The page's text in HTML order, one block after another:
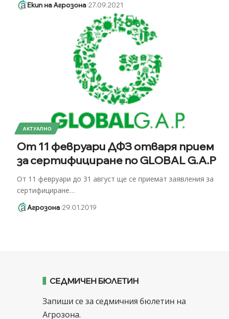
Екип на Агрозона 27.09.2021
АКТУАЛНО
От 11 февруари ДФЗ отваря прием
за сертифициране по GLOBAL G.A.P
От 11 февруари до 31 август ще се приемат заявления за
сертифициране…
Агрозона 29.01.2019
СЕДМИЧЕН БЮЛЕТИН
Запиши се за седмичния бюлетин на
Агрозона.